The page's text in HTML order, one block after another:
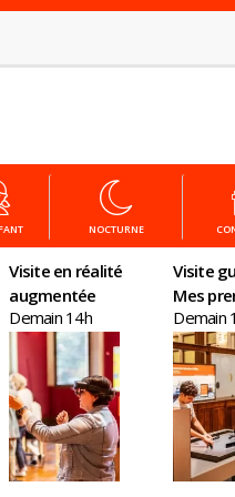
NOCTURNE
Visite en réalité
augmentée
Demain 14h
Visite
Mes
en
Demain